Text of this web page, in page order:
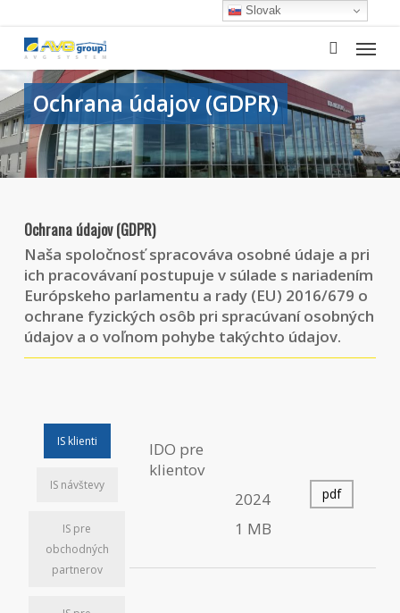
main
content
search
Menu
Ochrana údajov (GDPR)
Ochrana údajov (GDPR)
Naša spoločnosť spracováva osobné údaje a pri
ich pracovávaní postupuje v súlade s nariadením
Európskeho parlamentu a rady (EU) 2016/679 o
ochrane fyzických osôb pri spracúvaní osobných
údajov a o voľnom pohybe takýchto údajov.
IS klienti
IS návštevy
IS pre
obchodných
partnerov
IDO pre
klientov
2024
1 MB
pdf
Slovak